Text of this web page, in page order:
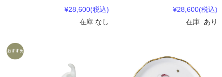
¥28,600(税込)
在庫 なし
¥28,600(税込)
在庫 あり